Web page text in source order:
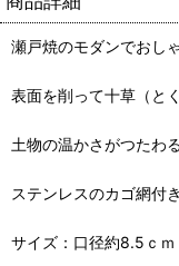
瀬戸焼のモダンでおし
表面を削って十草（と
土物の温かさがつたわ
ステンレスのカゴ網付
サイズ：口径約8.5ｃ